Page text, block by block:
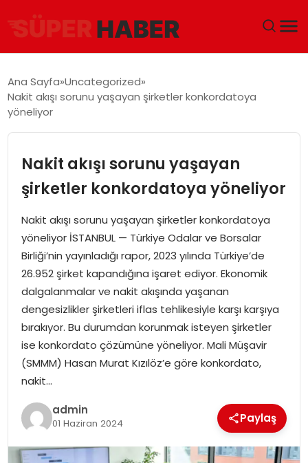
GÜNDEM
EKONOMI
MAGAZIN
SAĞLIK
SIYASET
SPOR
YAŞAM
Ana Sayfa Uncategorized
Nakit akışı sorunu yaşayan şirketler konkordatoya
yöneliyor
Nakit akışı sorunu yaşayan
şirketler konkordatoya yöneliyor
Nakit akışı sorunu yaşayan şirketler konkordatoya
yöneliyor İSTANBUL — Türkiye Odalar ve Borsalar
Birliği’nin yayınladığı rapor, 2023 yılında Türkiye’de
26.952 şirket kapandığına işaret ediyor. Ekonomik
dalgalanmalar ve nakit akışında yaşanan
dengesizlikler şirketleri iflas tehlikesiyle karşı karşıya
bırakıyor. Bu durumdan korunmak isteyen şirketler
ise konkordato çözümüne yöneliyor. Mali Müşavir
(SMMM) Hasan Murat Kızılöz’e göre konkordato,
nakit…
admin
01 Haziran 2024 Paylaş